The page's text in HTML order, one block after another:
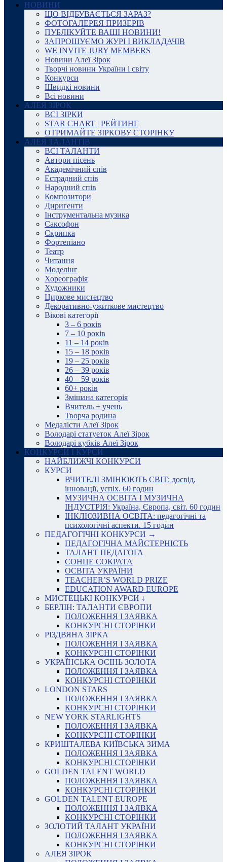
НОВИНИ
ЩО ВІДБУВАЄТЬСЯ ЗАРАЗ?
ФОТОГАЛЕРЕЯ ПРИЗЕРІВ
ПУБЛІКУЙТЕ ВАШІ НОВИНИ!
ЗАПРОШУЄМО ЖУРІ І ВИКЛАДАЧІВ
WE INVITE JURY MEMBERS
Новини Алеї Зірок
Творчі новини України і світу
Конкурси
Швидкі новини
Всі новини
АЛЕЯ ЗІРОК
ВСІ ЗІРКИ
STAR CHART | РЕЙТИНГ
ОТРИМАЙТЕ ЗІРКОВУ СТОРІНКУ
АЛЕЯ ТАЛАНТІВ
ВСІ ТАЛАНТИ
Автори пісень
Академічний спів
Естрадний спів
Народний спів
Композитори
Диригенти
Інструментальна музика
Саксофон
Скрипка
Фортепіано
Театр
Читання
Моделінг
Хореографія
Художники
Циркове мистецтво
Декоративно-ужиткове мистецтво
Вікові категорії
3 – 6 років
7 – 10 років
11 – 14 років
15 – 18 років
19 – 25 років
26 – 39 років
40 – 59 років
60+ років
Змішана категорія
Вчитель + учень
Творча родина
Медалісти Алеї Зірок
Володарі статуеток Алеї Зірок
Володарі кубків Алеї Зірок
КОНКУРСИ І КУРСИ
НАЙБЛИЖЧІ КОНКУРСИ
КУРСИ
ВЧИТЕЛІ ЗМІНЮЮТЬ СВІТ: досвід,
інновації, успіх. 60 годин
МУЗИЧНА ОСВІТА І МУЗИЧНА
ІНДУСТРІЯ: Україна, Європа, світ. 60 годин
ІНКЛЮЗИВНА ОСВІТА: педагогічні та
психологічні аспекти. 15 годин
ПЕДАГОГІЧНІ КОНКУРСИ →
ПЕДАГОГІЧНА МАЙСТЕРНІСТЬ
ТАЛАНТ ПЕДАГОГА
СОНЦЕ СОКРАТА
ОСВІТА УКРАЇНИ
TEACHER’S WORLD PRIZE
EDUCATION AWARD EUROPE
МИСТЕЦЬКІ КОНКУРСИ ↓
БЕРЛІН: ТАЛАНТИ ЄВРОПИ
ПОЛОЖЕННЯ І ЗАЯВКА
КОНКУРСНІ СТОРІНКИ
РІЗДВЯНА ЗІРКА
ПОЛОЖЕННЯ І ЗАЯВКА
КОНКУРСНІ СТОРІНКИ
УКРАЇНСЬКА ОСІНЬ ЗОЛОТА
ПОЛОЖЕННЯ І ЗАЯВКА
КОНКУРСНІ СТОРІНКИ
LONDON STARS
ПОЛОЖЕННЯ І ЗАЯВКА
КОНКУРСНІ СТОРІНКИ
NEW YORK STARLIGHTS
ПОЛОЖЕННЯ І ЗАЯВКА
КОНКУРСНІ СТОРІНКИ
КРИШТАЛЕВА КИЇВСЬКА ЗИМА
ПОЛОЖЕННЯ І ЗАЯВКА
КОНКУРСНІ СТОРІНКИ
GOLDEN TALENT WORLD
ПОЛОЖЕННЯ І ЗАЯВКА
КОНКУРСНІ СТОРІНКИ
GOLDEN TALENT EUROPE
ПОЛОЖЕННЯ І ЗАЯВКА
КОНКУРСНІ СТОРІНКИ
ЗОЛОТИЙ ТАЛАНТ УКРАЇНИ
ПОЛОЖЕННЯ І ЗАЯВКА
КОНКУРСНІ СТОРІНКИ
АЛЕЯ ЗІРОК